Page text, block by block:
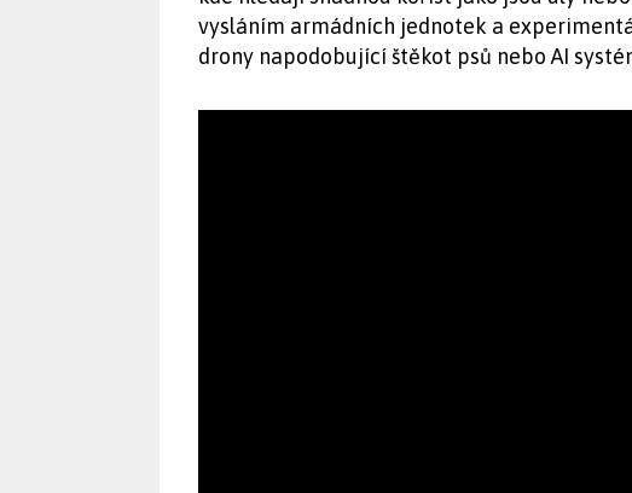
vysláním armádních jednotek a
drony napodobující štěkot psů nebo AI